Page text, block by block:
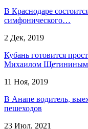
В Краснодаре
симфонического…
2 Дек, 2019
Кубань готовится
Михаилом Щетининым
11 Ноя, 2019
В Анапе водитель,
пешеходов
23 Июл, 2021